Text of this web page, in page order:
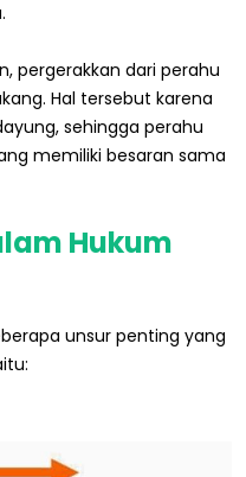
pergerakkan dari perahu
Hal tersebut karena
sehingga perahu
memiliki besaran sama
Hukum
unsur penting yang